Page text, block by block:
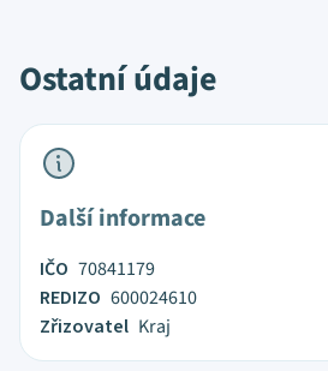
Ostatní údaje
Další informace
IČO 70841179
REDIZO 600024610
Zřizovatel Kraj